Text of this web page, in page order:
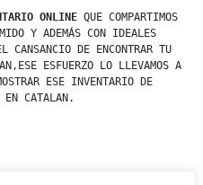
ONLINE QUE COMPARTIMOS
Y ADEMÁS CON IDEALES
CANSANCIO DE ENCONTRAR TU
ESFUERZO LO LLEVAMOS A
ESE INVENTARIO DE
EN CATALAN.